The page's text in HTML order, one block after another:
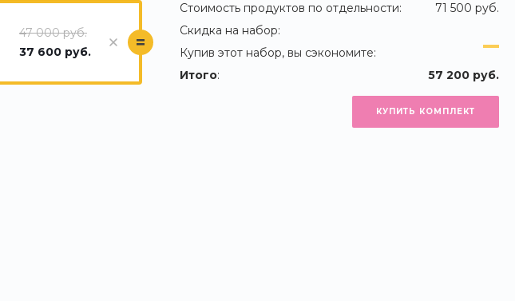
47 000 руб.
37 600 руб.
=
Стоимость продуктов по отдельности:
71 500 руб.
Скидка на набор:
Купив этот набор, вы сэкономите:
Итого: 57 200 руб.
КУПИТЬ КОМПЛЕКТ